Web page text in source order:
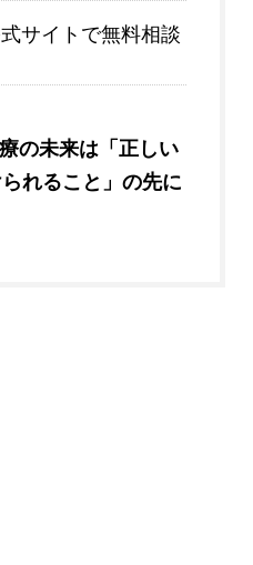
サイトで無料相談
の未来は「正しい
れること」の先に